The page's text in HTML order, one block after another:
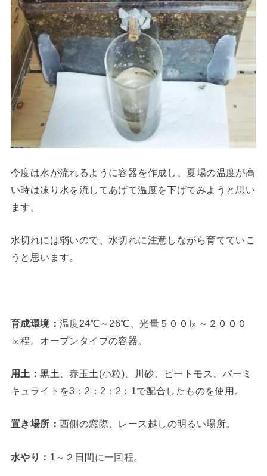
今度は水が流れるように容器を作成し、夏場の温度が高
い時は凍り水を流してあげて温度を下げてみようと思い
ます。
水切れには弱いので、水切れに注意しながら育てていこ
うと思います。
育成環境： 温度24℃～26℃、光量５００㏓～２０００
㏓程。オープンタイプの容器。
用土：黒土、赤玉土(小粒)、川砂、ピートモス、バーミ
キュライトを3：2：2：2：1で配合したものを使用。
置き場所： 西側の窓際、レース越しの明るい場所。
水やり： 1～２日間に一回程。